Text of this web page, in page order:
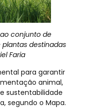
conjunto de
destinadas
Faria
para garantir
animal,
sustentabilidade
segundo o Mapa.